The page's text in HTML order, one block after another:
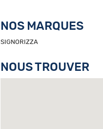
NOS MARQUES
SIGNORIZZA
NOUS TROUVER